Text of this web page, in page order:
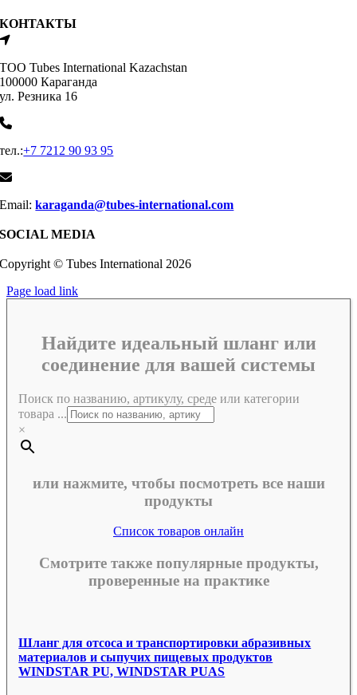
КОНТАКТЫ
ТОО Tubes International Kazachstan
100000 Караганда
ул. Резника 16
тел.:+7 7212 90 93 95
Email:karaganda@tubes-international.com
SOCIAL MEDIA
Copyright © Tubes International 2026
Page load link
Найдите идеальный шланг или
соединение для вашей системы
Поиск по названию, артикулу, среде или категории
товара ...
×
или нажмите, чтобы посмотреть все наши
продукты
Список товаров онлайн
Смотрите также популярные продукты,
проверенные на практике
Шланг для отсоса и транспортировки абразивных
материалов и сыпучих пищевых продуктов
WINDSTAR PU, WINDSTAR PUAS